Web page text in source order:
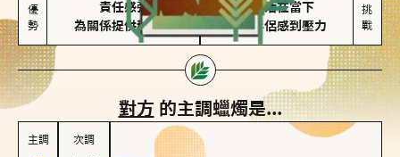
優
勢
責任感強
為關係提供穩定度
較難活在當下
易讓伴侶感到壓力
挑
戰
對方 的主調蠟燭是...
主調 次調